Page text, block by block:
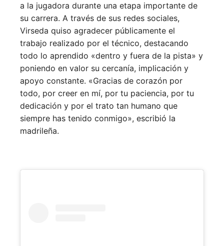
a la jugadora durante una etapa importante de
su carrera. A través de sus redes sociales,
Virseda quiso agradecer públicamente el
trabajo realizado por el técnico, destacando
todo lo aprendido «dentro y fuera de la pista» y
poniendo en valor su cercanía, implicación y
apoyo constante. «Gracias de corazón por
todo, por creer en mí, por tu paciencia, por tu
dedicación y por el trato tan humano que
siempre has tenido conmigo», escribió la
madrileña.